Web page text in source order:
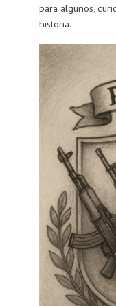
para algunos,
historia.